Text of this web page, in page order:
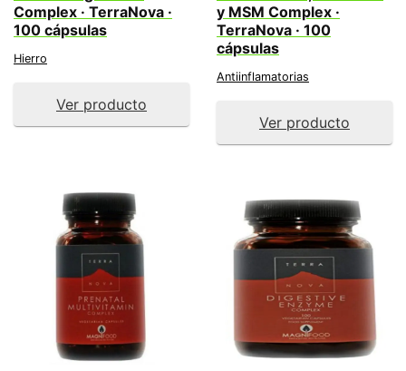
Complex · TerraNova ·
100 cápsulas
Hierro
Ver producto
y MSM Complex ·
TerraNova · 100
cápsulas
Antiinflamatorias
Ver producto